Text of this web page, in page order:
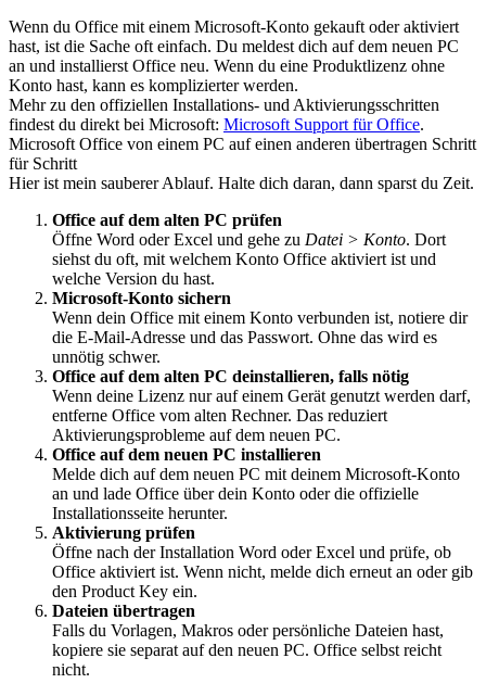
Wenn du Office mit einem Microsoft-Konto gekauft oder aktiviert
hast, ist die Sache oft einfach. Du meldest dich auf dem neuen PC
an und installierst Office neu. Wenn du eine Produktlizenz ohne
Konto hast, kann es komplizierter werden.
Mehr zu den offiziellen Installations- und Aktivierungsschritten
findest du direkt bei Microsoft: Microsoft Support für Office.
Microsoft Office von einem PC auf einen anderen übertragen Schritt
für Schritt
Hier ist mein sauberer Ablauf. Halte dich daran, dann sparst du Zeit.
Office auf dem alten PC prüfen
Öffne Word oder Excel und gehe zu Datei > Konto. Dort
siehst du oft, mit welchem Konto Office aktiviert ist und
welche Version du hast.
Microsoft-Konto sichern
Wenn dein Office mit einem Konto verbunden ist, notiere dir
die E-Mail-Adresse und das Passwort. Ohne das wird es
unnötig schwer.
Office auf dem alten PC deinstallieren, falls nötig
Wenn deine Lizenz nur auf einem Gerät genutzt werden darf,
entferne Office vom alten Rechner. Das reduziert
Aktivierungsprobleme auf dem neuen PC.
Office auf dem neuen PC installieren
Melde dich auf dem neuen PC mit deinem Microsoft-Konto
an und lade Office über dein Konto oder die offizielle
Installationsseite herunter.
Aktivierung prüfen
Öffne nach der Installation Word oder Excel und prüfe, ob
Office aktiviert ist. Wenn nicht, melde dich erneut an oder gib
den Product Key ein.
Dateien übertragen
Falls du Vorlagen, Makros oder persönliche Dateien hast,
kopiere sie separat auf den neuen PC. Office selbst reicht
nicht.